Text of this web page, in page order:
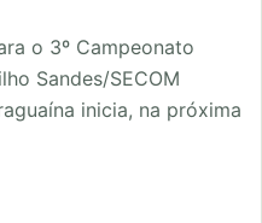
o 3º Campeonato
Sandes/SECOM
inicia, na próxima